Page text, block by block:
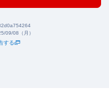
09/08（月）
する